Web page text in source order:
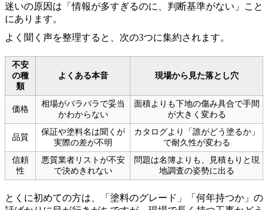
迷いの原因は「情報が多すぎるのに、判断基準がない」こと
にあります。
よく聞く声を整理すると、次の3つに集約されます。
不安
の種
類
よくある本音 現場から見た落とし穴
価格
相場がバラバラで妥当
かわからない
面積よりも下地の傷み具合で手間
が大きく変わる
品質
保証や塗料名は聞くが
実際の差が不明
カタログより「誰がどう塗るか」
で耐久性が変わる
信頼
性
悪質業者リストが不安
で決めきれない
問題は名簿よりも、見積もりと現
地調査の姿勢に出る
とくに初めての方は、「塗料のグレード」「何年持つか」の